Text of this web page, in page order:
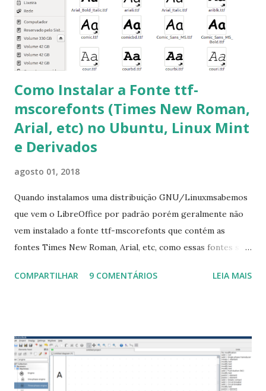
fontes Times New Roman, Arial estão instaladas. Caso
ocorra algum erro ou precisa reinstalar, execute: $ sudo
apt-get install --reinstall ttf-mscorefonts-installer
Como Instalar a Fonte ttf-
mscorefonts (Times New Roman,
Arial, etc) no Ubuntu, Linux Mint
e Derivados
agosto 01, 2018
Quando instalamos uma distribuição GNU/Linuxmsabemos
que vem o LibreOffice por padrão porém geralmente não
vem instalado a fonte ttf-mscorefonts que contém as
fontes Times New Roman, Arial, etc, como essas fontes são
a Associação Brasileira de Normas Técnicas (ABNT), exige
que contém essas fontes. Ao instalar o GNU/Linux abra o
terminal e execute o comando: $ sudo apt-get install ttf-
mscorefonts-installer Leia os termos de uso e avance
COMPARTILHAR 9 COMENTÁRIOS LEIA MAIS